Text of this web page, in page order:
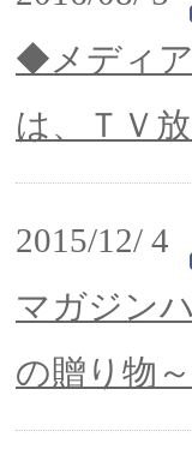
◆メディ
は、ＴＶ
2015/12/ 4
マガジン
の贈り物